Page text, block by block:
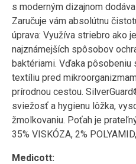
s moderným dizajnom
Zaručuje vám absolútnu
úprava: Využíva striebro ako
najznámejších spôsobov
baktériami. Vďaka pôsobeniu
textíliu pred
prírodnou cestou.
sviežosť a hygienu lôžka,
žmolkovaniu. Poťah je
35% VISKÓZA, 2%
Medicott: